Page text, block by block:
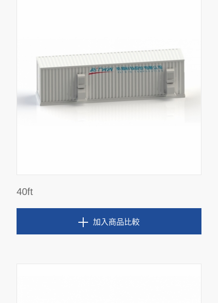
40ft
加入商品比較